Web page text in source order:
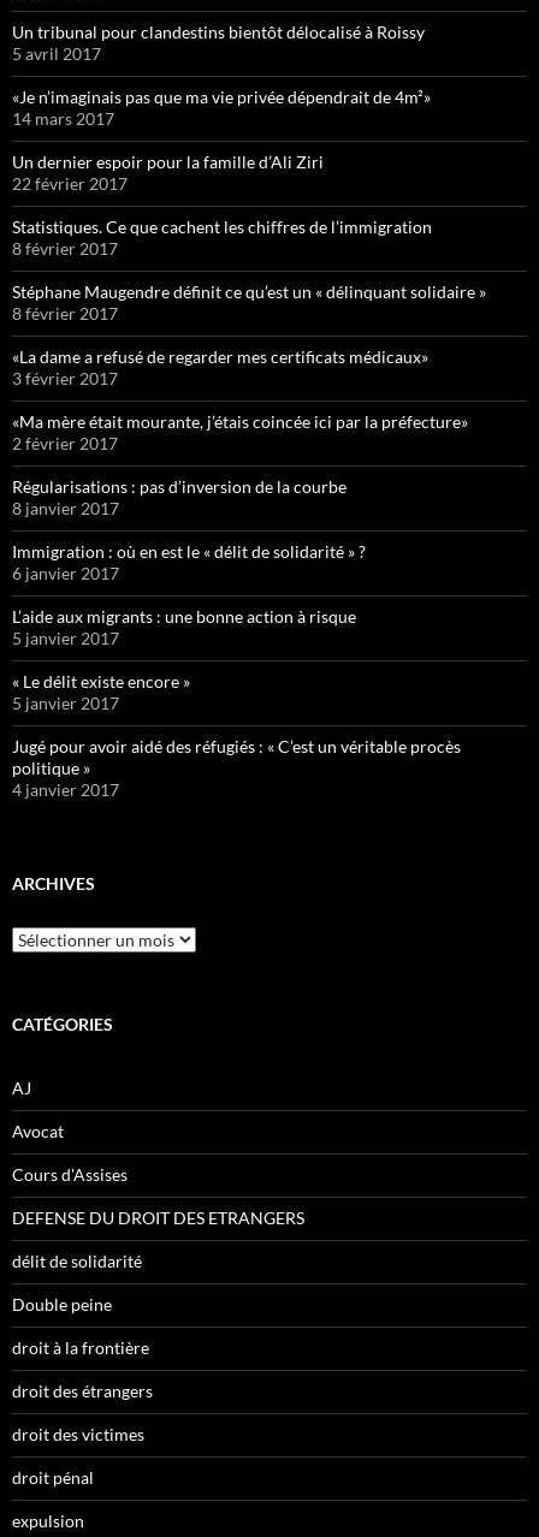
Un tribunal pour clandestins bientôt délocalisé à Roissy
5 avril 2017
«Je n’imaginais pas que ma vie privée dépendrait de 4m²»
14 mars 2017
Un dernier espoir pour la famille d’Ali Ziri
22 février 2017
Statistiques. Ce que cachent les chiffres de l’immigration
8 février 2017
Stéphane Maugendre définit ce qu’est un « délinquant solidaire »
8 février 2017
«La dame a refusé de regarder mes certificats médicaux»
3 février 2017
«Ma mère était mourante, j’étais coincée ici par la préfecture»
2 février 2017
Régularisations : pas d’inversion de la courbe
8 janvier 2017
Immigration : où en est le « délit de solidarité » ?
6 janvier 2017
L’aide aux migrants : une bonne action à risque
5 janvier 2017
« Le délit existe encore »
5 janvier 2017
Jugé pour avoir aidé des réfugiés : « C’est un véritable procès
politique »
4 janvier 2017
ARCHIVES
Archives
CATÉGORIES
AJ
Avocat
Cours d'Assises
DEFENSE DU DROIT DES ETRANGERS
délit de solidarité
Double peine
droit à la frontière
droit des étrangers
droit des victimes
droit pénal
expulsion